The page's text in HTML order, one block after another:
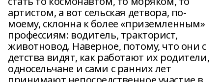
артистом, а вот сельская детвора, по-
моему, склонна к более «приземленным»
профессиям: водитель, тракторист,
животновод. Наверное, потому, что они с
детства видят, как работают их родители,
односельчане и сами с ранних лет